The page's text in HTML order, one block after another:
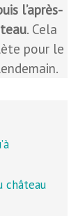
l’après-
. Cela
pour le
château